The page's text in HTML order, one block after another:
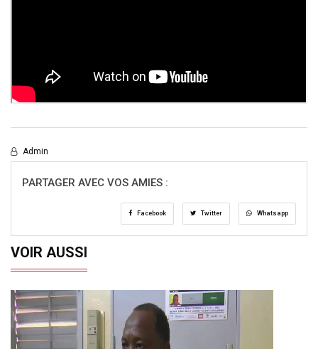
Admin
PARTAGER AVEC VOS AMIES :
Facebook Twitter Whatsapp
VOIR AUSSI